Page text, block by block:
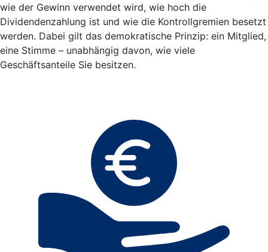
wie der Gewinn verwendet wird, wie hoch die
Dividendenzahlung ist und wie die Kontrollgremien besetzt
werden. Dabei gilt das demokratische Prinzip: ein Mitglied,
eine Stimme – unabhängig davon, wie viele
Geschäftsanteile Sie besitzen.